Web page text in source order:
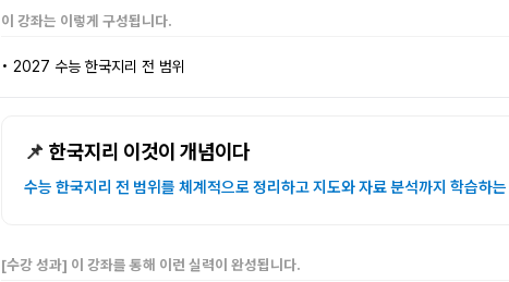
이 강좌는 이렇게 구성됩니다.
• 2027 수능 한국지리 전 범위
📌 한국지리 이것이 개념이다
수능 한국지리 전 범위를 체계적으로 정리하고 지도와 자료 분석까지 학습하는
[수강 성과] 이 강좌를 통해 이런 실력이 완성됩니다.